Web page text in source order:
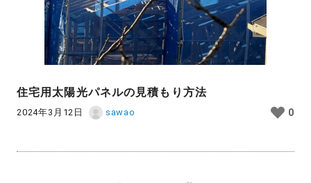
住宅用太陽光パネルの見積もり方法
2024年3月12日 sawao 0